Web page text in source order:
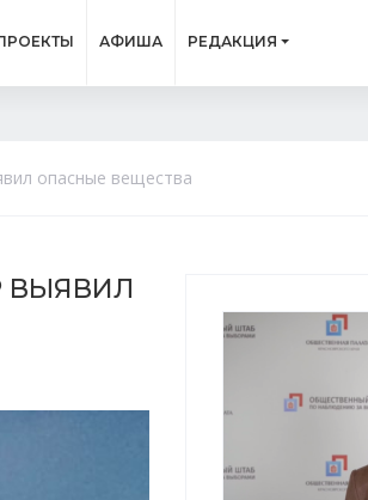
АФИША РЕДАКЦИЯ
опасные вещества
ВЫЯВИЛ